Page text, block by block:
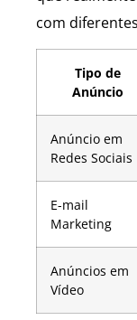
com
Tipo de
Anúncio
Anúncio em
Redes Sociais
E-mail
Marketing
Anúncios em
Vídeo